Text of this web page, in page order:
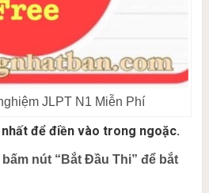
JLPT N1 Miễn Phí
để điền vào trong ngoặc.
nút “Bắt Đầu Thi” để bắt